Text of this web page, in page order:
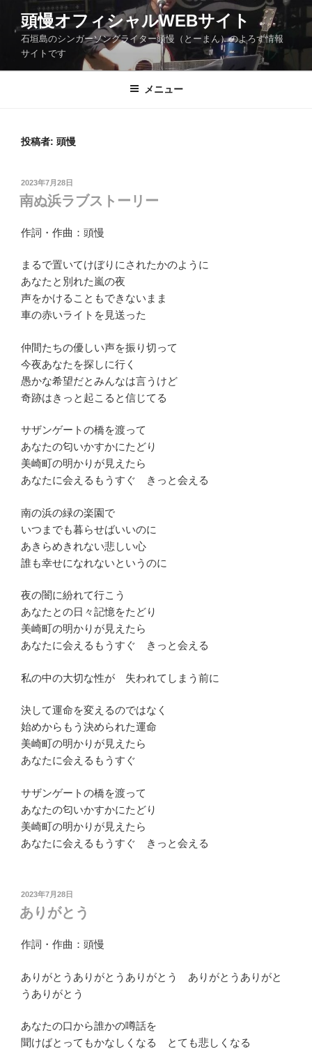
ツ
頭慢オフィシャルWEBサイト
石垣島のシンガーソングライター頭慢（とーまん）のよろず情報
サイトです
メニュー
投稿者: 頭慢
投
稿
日:
2023年7月28日
南ぬ浜ラブストーリー
作詞・作曲：頭慢
まるで置いてけぼりにされたかのように
あなたと別れた嵐の夜
声をかけることもできないまま
車の赤いライトを見送った
仲間たちの優しい声を振り切って
今夜あなたを探しに行く
愚かな希望だとみんなは言うけど
奇跡はきっと起こると信じてる
サザンゲートの橋を渡って
あなたの匂いかすかにたどり
美崎町の明かりが見えたら
あなたに会えるもうすぐ きっと会える
南の浜の緑の楽園で
いつまでも暮らせばいいのに
あきらめきれない悲しい心
誰も幸せになれないというのに
夜の闇に紛れて行こう
あなたとの日々記憶をたどり
美崎町の明かりが見えたら
あなたに会えるもうすぐ きっと会える
私の中の大切な性が 失われてしまう前に
決して運命を変えるのではなく
始めからもう決められた運命
美崎町の明かりが見えたら
あなたに会えるもうすぐ
サザンゲートの橋を渡って
あなたの匂いかすかにたどり
美崎町の明かりが見えたら
あなたに会えるもうすぐ きっと会える
投
稿
日:
2023年7月28日
ありがとう
作詞・作曲：頭慢
ありがとうありがとうありがとう ありがとうありがと
うありがとう
あなたの口から誰かの噂話を
聞けばとってもかなしくなる とても悲しくなる